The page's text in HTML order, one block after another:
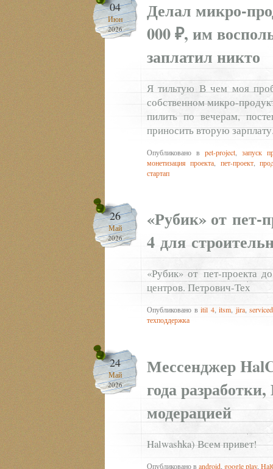
04
Июн
2026
Делал микро-
000 ₽, им
заплатил никто
Я тильтую В чем моя
собственном микро-
пилить по вечерам,
приносить вторую
Опубликовано в pet-project
запуск
монетизация проекта
пет-проект,
стартап
26
Май
2026
«Рубик» от
4 для
«Рубик» от пет‑проекта
центров. Петрович‑Тех
Опубликовано вitil 4,itsm, jira,
техподдержка
24
Май
2026
Мессенджер
года
модерацией
Halwashka) Всем привет!
Опубликовано вandroid, google play,